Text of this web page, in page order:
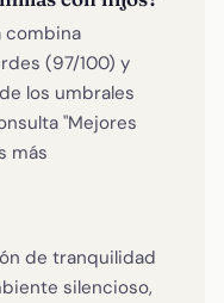
combina
(97/100) y
los umbrales
"Mejores
más
de tranquilidad
silencioso,